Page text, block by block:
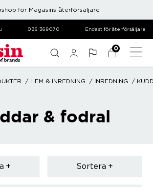
för Magasins återförsäljare
036 369070 Endast för återförsäljare
0
HEM & INREDNING INREDNING
& fodral
Sortera